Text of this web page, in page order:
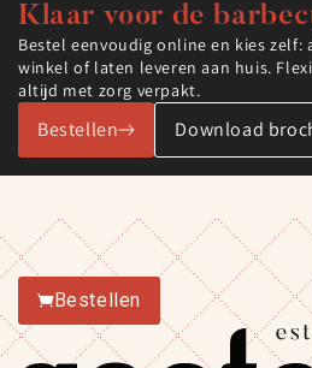
Klaar voor de
Bestel eenvoudig online en kies zelf:
winkel of laten leveren aan huis.
altijd met zorg verpakt.
Bestellen Download
Bestellen